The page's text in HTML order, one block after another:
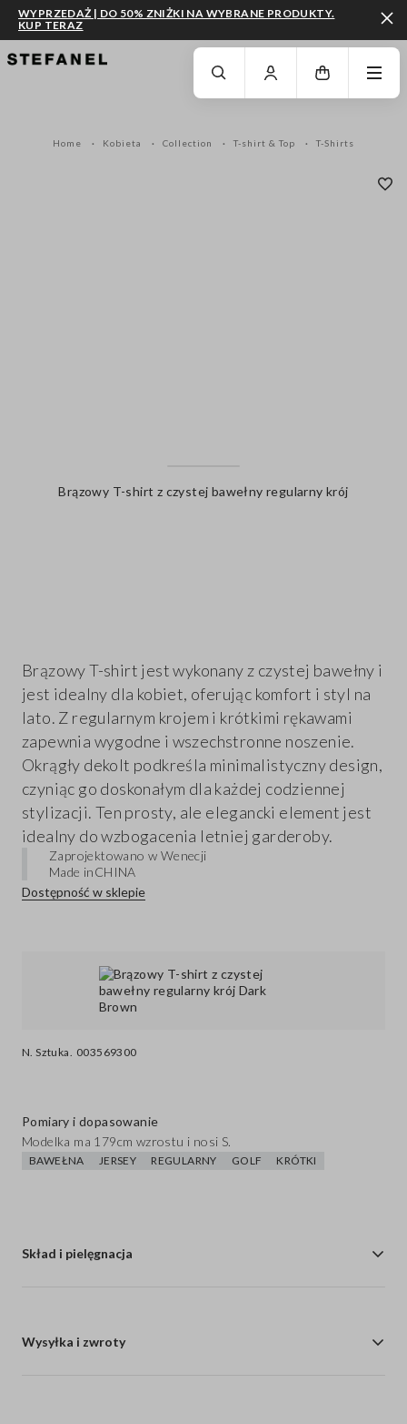
PRZEJDŹ DO GŁÓWNEJ TREŚCI PRZEWIŃ NA DÓŁ STRONY
WYPRZEDAŻ | DO 50% ZNIŻKI NA WYBRANE PRODUKTY.
KUP TERAZ
Home Kobieta Collection T-shirt & Top T-Shirts
Brązowy T-shirt z czystej bawełny regularny krój
N. Sztuka. 003569300
Brązowy T-shirt jest wykonany z czystej bawełny i
jest idealny dla kobiet, oferując komfort i styl na
lato. Z regularnym krojem i krótkimi rękawami
zapewnia wygodne i wszechstronne noszenie.
Okrągły dekolt podkreśla minimalistyczny design,
czyniąc go doskonałym dla każdej codziennej
stylizacji. Ten prosty, ale elegancki element jest
idealny do wzbogacenia letniej garderoby.
Zaprojektowano w Wenecji
Made inCHINA
Dostępność w sklepie
Pomiary i dopasowanie
Modelka ma 179cm wzrostu i nosi S.
BAWEŁNA JERSEY REGULARNY GOLF KRÓTKI
Skład i pielęgnacja
Wysyłka i zwroty